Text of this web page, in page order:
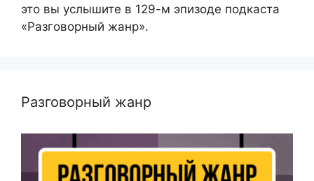
это вы услышите в 129-м эпизоде подкаста
«Разговорный жанр».
Разговорный жанр